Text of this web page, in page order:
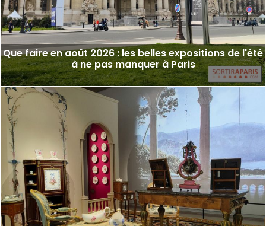
Que faire en août 2026 : les belles expositions de l'été
à ne pas manquer à Paris